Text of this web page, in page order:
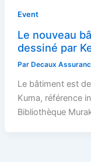
Event
Le nouveau
dessiné par
Par Decaux
Le bâtiment est
Kuma, référence
Bibliothèque